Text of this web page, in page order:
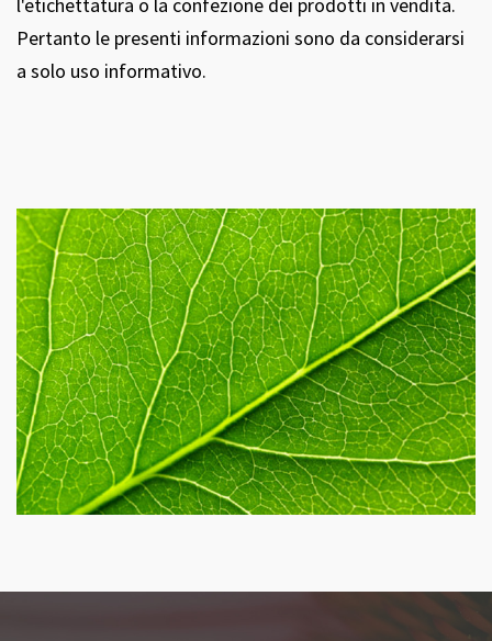
Pertanto le presenti informazioni sono da considerarsi
a solo uso informativo.